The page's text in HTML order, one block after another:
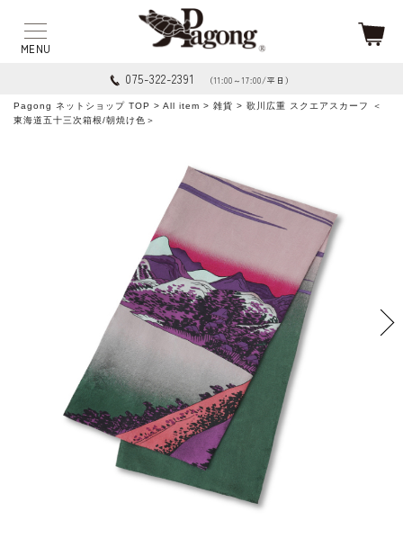
075-322-2391 （11:00～17:00/平日）
Pagong ネットショップ TOP > All item > 雑貨 > 歌川広重 スクエアスカーフ ＜
東海道五十三次箱根/朝焼け色＞